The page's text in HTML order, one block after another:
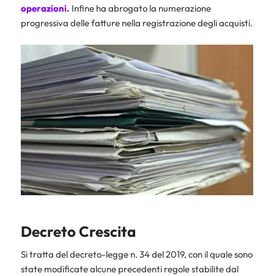
operazioni. Infine ha abrogato la numerazione
progressiva delle fatture nella registrazione degli acquisti.
Decreto Crescita
Si tratta del decreto-legge n. 34 del 2019, con il quale sono
state modificate alcune precedenti regole stabilite dal